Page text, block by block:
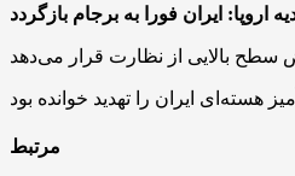
مرتبط